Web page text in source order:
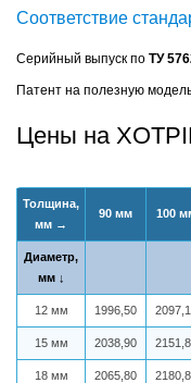
Соответствие
Серийный выпуск по ТУ
Патент на полезную
Цены на
Толщина,
мм →
90 мм 100
Диаметр,
мм ↓
12 мм 1996,50
15 мм 2038,90
18 мм 2065,80